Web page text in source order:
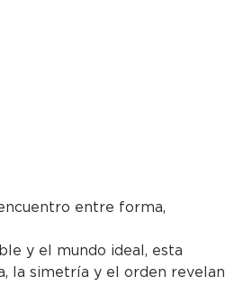
entre forma,
y el mundo ideal, esta
la simetría y el orden revelan